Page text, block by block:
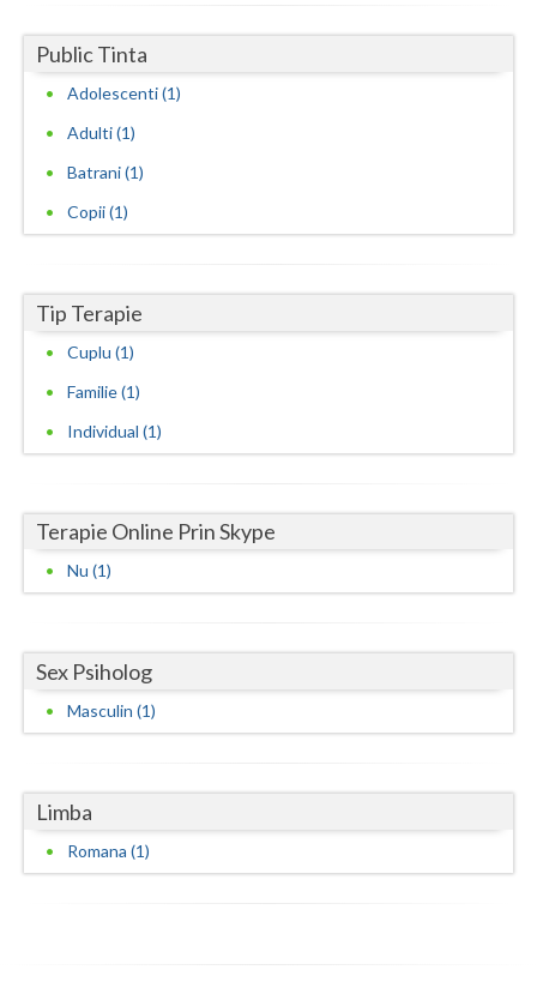
Vaslui
Examinare psihologica in vederea autorizarii e... (1)
Examinare si avizare psihologica in vederea ang... (1)
Examinare si avizare psihologica in vederea obt... (1)
Examinare si avizare psihologica in vederea obt... (1)
Examinare si avizare psihologica in vederea obt... (1)
Terapii de scurta durata (1)
Public Tinta
Adolescenti (1)
Adulti (1)
Batrani (1)
Copii (1)
Tip Terapie
Cuplu (1)
Familie (1)
Individual (1)
Terapie Online Prin Skype
Nu (1)
Sex Psiholog
Masculin (1)
Limba
Romana (1)